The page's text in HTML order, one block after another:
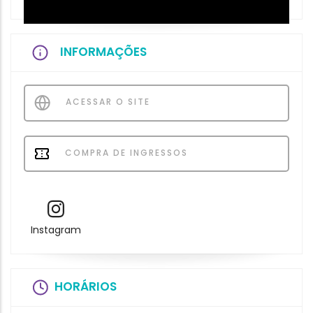
INFORMAÇÕES
ACESSAR O SITE
COMPRA DE INGRESSOS
Instagram
HORÁRIOS